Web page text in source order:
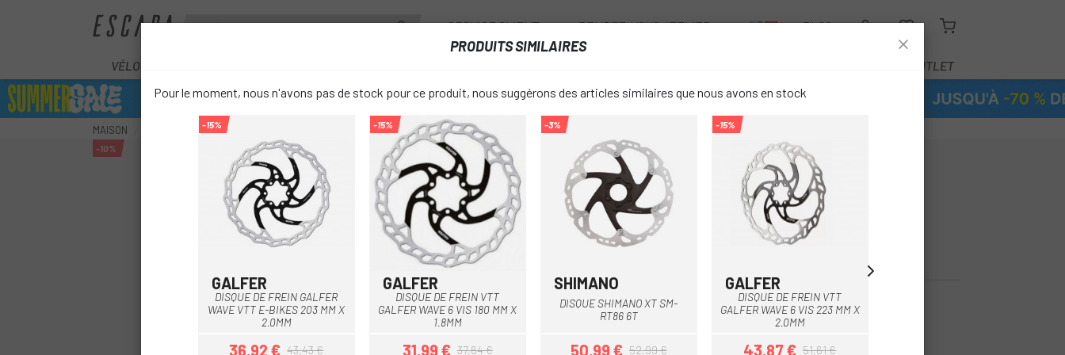
SERVICE CLIENT RENDEZ-VOUS ATELIER BLOG
VÉLOS OUTLET
MAISON COMPOSANTS FREINS DISQUE BISEAUTÉ SRAM CENTERLINE CENTER LOCK 160 MM
favorite_border
-10%
DISQUE BISEAUTÉ SRAM
CENTERLINE CENTER LOCK
160 MM
PRIX: 45,90 €
PRODUITS SIMILAIRES
Pour le moment, nous n'avons pas de stock pour ce produit, nous suggérons des articles similaires que nous avons en stock
-15%
GALFER
DISQUE DE FREIN GALFER
WAVE VTT E-BIKES 203 MM X
2.0MM
36,92 € 43,43 €
-15%
GALFER
DISQUE DE FREIN VTT
GALFER WAVE 6 VIS 180 MM X
1.8MM
31,99 € 37,64 €
Argent
-3%
SHIMANO
DISQUE SHIMANO XT SM-
RT86 6T
50,99 € 52,99 €
-15%
GALFER
DISQUE DE FREIN VTT
GALFER WAVE 6 VIS 223 MM X
2.0MM
43,87 € 51,61 €